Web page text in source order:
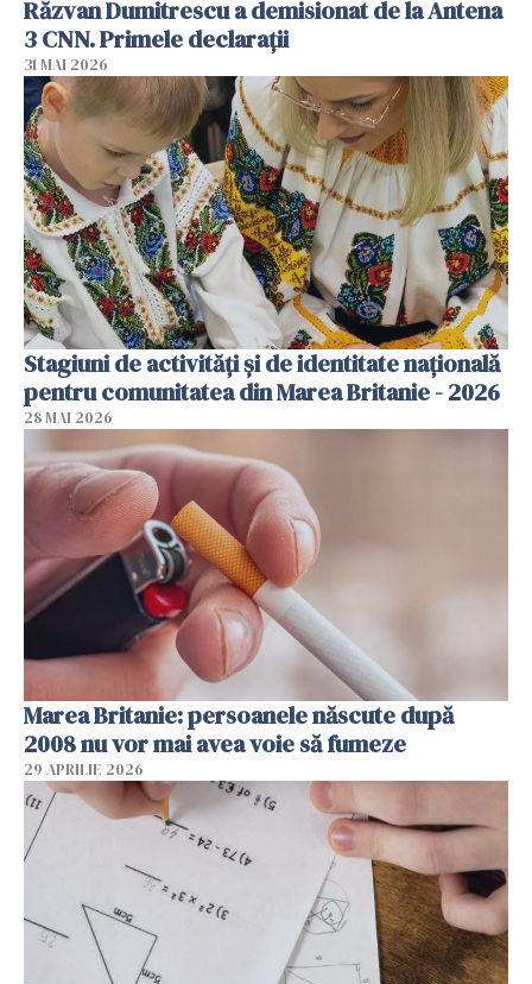
Răzvan Dumitrescu a demisionat de la Antena
3 CNN. Primele declarații
31 MAI 2026
Stagiuni de activități și de identitate națională
pentru comunitatea din Marea Britanie - 2026
28 MAI 2026
Marea Britanie: persoanele născute după
2008 nu vor mai avea voie să fumeze
29 APRILIE 2026